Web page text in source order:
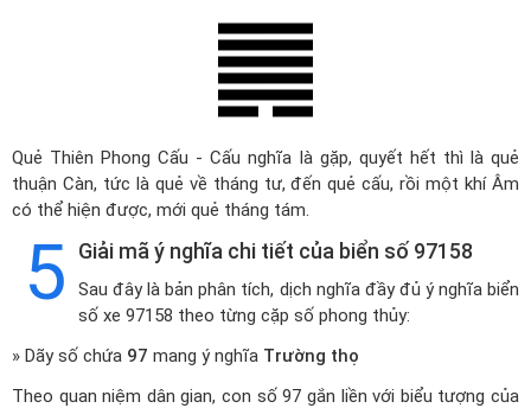
Quẻ Thiên Phong Cấu - Cấu nghĩa là gặp, quyết hết thì là quẻ
thuận Càn, tức là quẻ về tháng tư, đến quẻ cấu, rồi một khí Âm
có thể hiện được, mới quẻ tháng tám.
5 Giải mã ý nghĩa chi tiết của biển số 97158
Sau đây là bản phân tích, dịch nghĩa đầy đủ ý nghĩa biển
số xe 97158 theo từng cặp số phong thủy:
» Dãy số chứa 97 mang ý nghĩa Trường thọ
Theo quan niệm dân gian, con số 97 gắn liền với biểu tượng của